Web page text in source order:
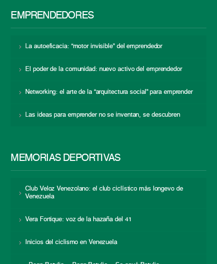
EMPRENDEDORES
La autoeficacia: “motor invisible” del emprendedor
El poder de la comunidad: nuevo activo del emprendedor
Networking: el arte de la “arquitectura social” para emprender
Las ideas para emprender no se inventan, se descubren
MEMORIAS DEPORTIVAS
Club Veloz Venezolano: el club ciclístico más longevo de
Venezuela
Vera Fortique: voz de la hazaña del 41
Inicios del ciclismo en Venezuela